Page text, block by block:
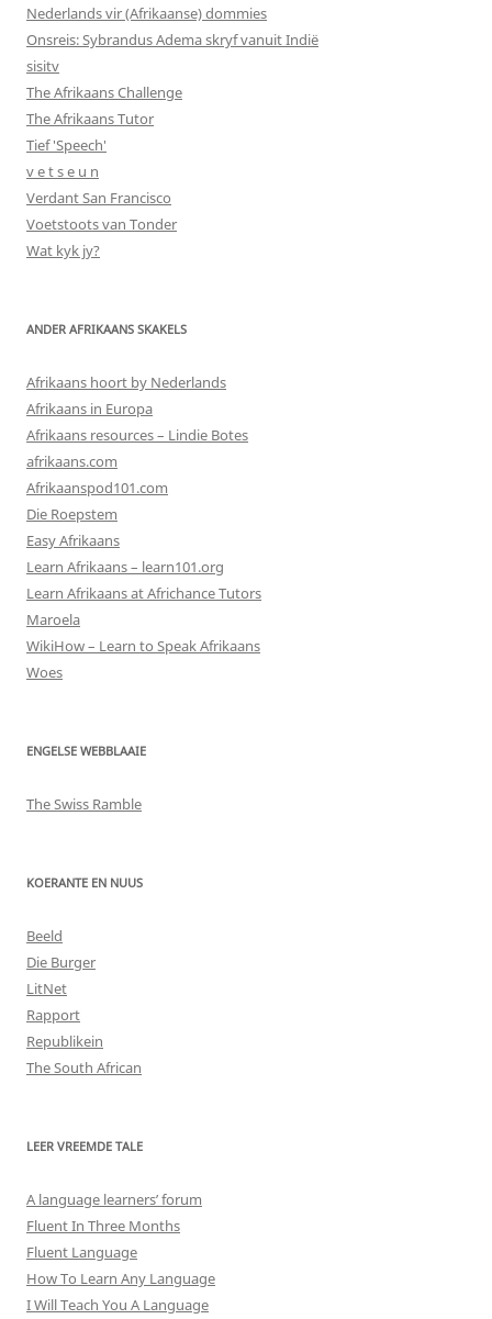
Nederlands vir (Afrikaanse) dommies
Onsreis: Sybrandus Adema skryf vanuit Indië
sisitv
The Afrikaans Challenge
The Afrikaans Tutor
Tief 'Speech'
v e t s e u n
Verdant San Francisco
Voetstoots van Tonder
Wat kyk jy?
ANDER AFRIKAANS SKAKELS
Afrikaans hoort by Nederlands
Afrikaans in Europa
Afrikaans resources – Lindie Botes
afrikaans.com
Afrikaanspod101.com
Die Roepstem
Easy Afrikaans
Learn Afrikaans – learn101.org
Learn Afrikaans at Africhance Tutors
Maroela
WikiHow – Learn to Speak Afrikaans
Woes
ENGELSE WEBBLAAIE
The Swiss Ramble
KOERANTE EN NUUS
Beeld
Die Burger
LitNet
Rapport
Republikein
The South African
LEER VREEMDE TALE
A language learners’ forum
Fluent In Three Months
Fluent Language
How To Learn Any Language
I Will Teach You A Language